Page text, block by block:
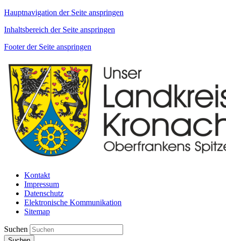
Hauptnavigation der Seite anspringen
Inhaltsbereich der Seite anspringen
Footer der Seite anspringen
Kontakt
Impressum
Datenschutz
Elektronische Kommunikation
Sitemap
Suchen